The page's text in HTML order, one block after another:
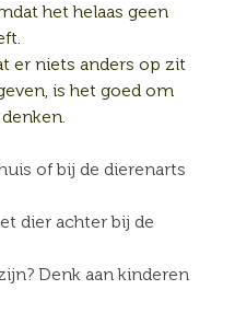
het helaas geen
er niets anders op zit
is het goed om
of bij de dierenarts
dier achter bij de
Denk aan kinderen